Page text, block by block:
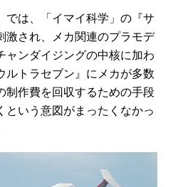
では、「イマイ科学」の『サ
激され、メカ関連のプラモデ
ャンダイジングの中核に加わ
ルトラセブン』にメカが多数
制作費を回収するための手段
という意図がまったくなかっ